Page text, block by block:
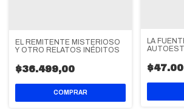
EL REMITENTE MISTERIOSO
Y OTRO RELATOS INÉDITOS
$36.499,00
LA